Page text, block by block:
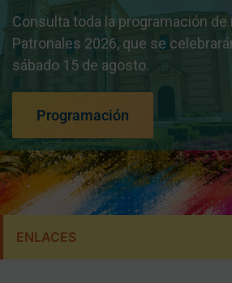
Consulta toda la programación
Patronales 2026, que se
sábado 15 de agosto.
Programación
ENLACES